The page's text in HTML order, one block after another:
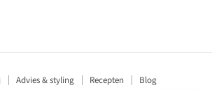
Advies & styling Recepten Blog